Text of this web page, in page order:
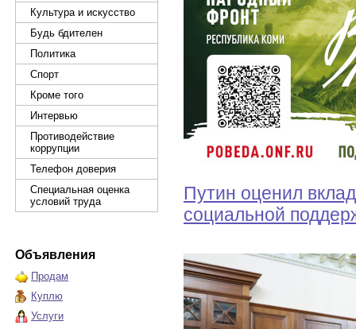
Культура и искусство
Будь бдителен
Политика
Спорт
Кроме того
Интервью
Противодействие
коррупции
Телефон доверия
Специальная оценка
условий труда
Объявления
Продам
Куплю
Услуги
Путин оценил
социальной